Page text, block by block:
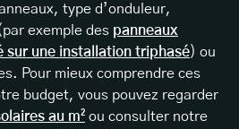
type d’onduleur,
exemple des panneaux
sur une installation triphasé) ou
Pour mieux comprendre ces
budget, vous pouvez regarder
au m² ou consulter notre